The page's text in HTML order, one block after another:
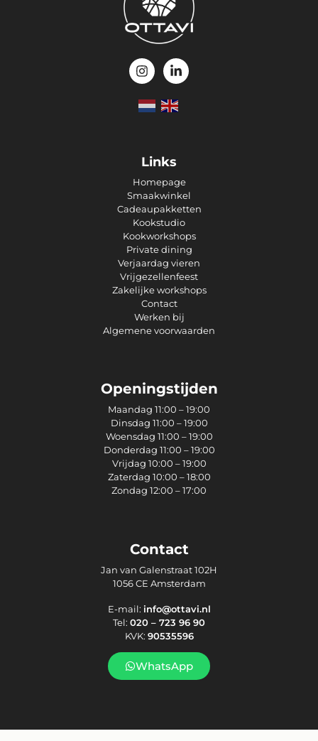
Links
Homepage
Smaakwinkel
Cadeaupakketten
Kookstudio
Kookworkshops
Private dining
Verjaardag vieren
Vrijgezellenfeest
Zakelijke workshops
Contact
Werken bij
Algemene voorwaarden
Openingstijden
Maandag 11:00 – 19:00
Dinsdag 11:00 – 19:00
Woensdag 11:00 – 19:00
Donderdag 11:00 – 19:00
Vrijdag 10:00 – 19:00
Zaterdag 10:00 – 18:00
Zondag 12:00 – 17:00
Contact
Jan van Galenstraat 102H
1056 CE Amsterdam
E-mail: info@ottavi.nl
Tel: 020 – 723 96 90
KVK: 90535596
WhatsApp